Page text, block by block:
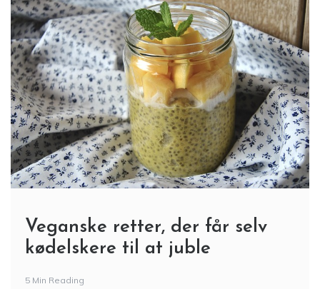
Veganske retter, der får selv
kødelskere til at juble
5 Min Reading